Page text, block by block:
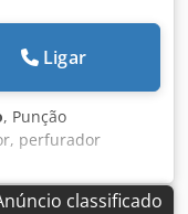
Ligar
, Punção
perfurador
A Hq Nopfx
270164-1
classificado